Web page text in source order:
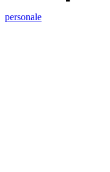
personale